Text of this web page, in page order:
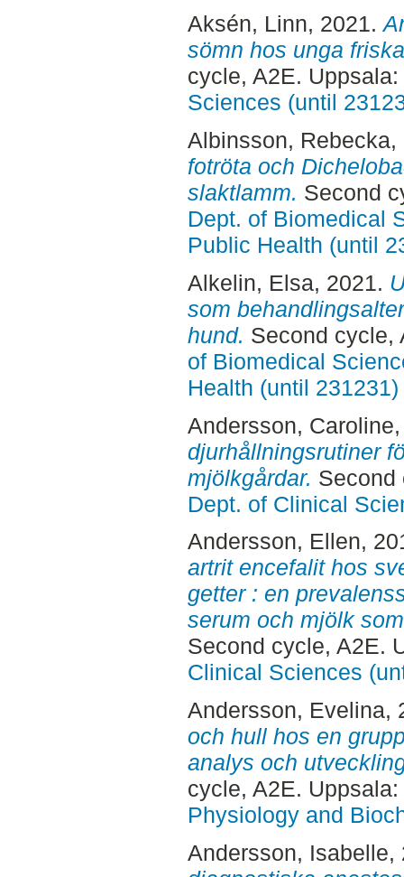
Aksén, Linn, 2021.
sömn hos unga
cycle, A2E. Uppsala:
Sciences (until
Albinsson, Rebecka,
fotröta och
slaktlamm. Second
Dept. of Biomedical
Public Health (until
Alkelin, Elsa, 2021.
som
hund. Second
of Biomedical
Health (until 231231)
Andersson, Caroline
djurhållningsrutiner
mjölkgårdar.
Dept. of Clinical
Andersson, Ellen,
artrit encefalit hos
getter : en
serum och mjölk
Second cycle, A2E.
Clinical Sciences
Andersson, Evelina,
och hull hos en
analys och
cycle, A2E. Uppsala:
Physiology and
Andersson, Isabelle,